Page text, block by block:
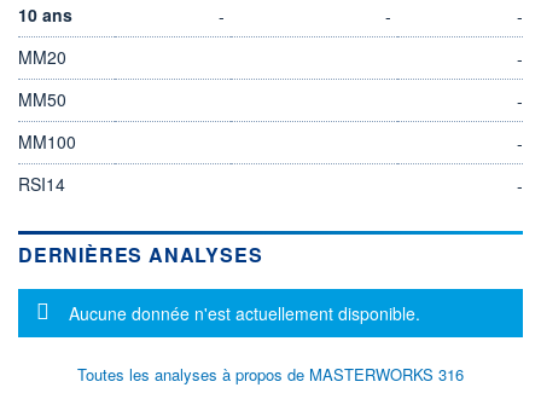
10 ans
- -
-
MM20
-
MM50
-
MM100
-
RSI14
-
DERNIÈRES ANALYSES
Message d'information
Aucune donnée n'est actuellement disponible.
Toutes les analyses à propos de MASTERWORKS 316